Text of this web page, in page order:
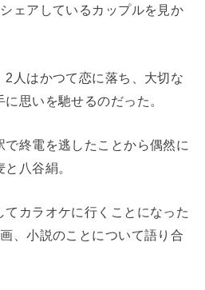
ェアしているカップルを見か
2人はかつて恋に落ち、大切な
思いを馳せるのだった。
終電を逃したことから偶然に
八谷絹。
てカラオケに行くことになった
、小説のことについて語り合